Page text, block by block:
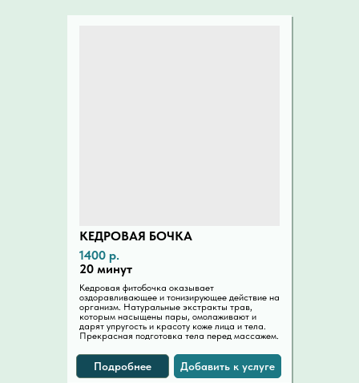
КЕДРОВАЯ БОЧКА
Кедровая фитобочка оказывает
оздоравливающее и тонизирующее действие на
организм. Натуральные экстракты трав,
которым насыщены пары, омолаживают и
дарят упругость и красоту коже лица и тела.
Прекрасная подготовка тела перед массажем.
1400 р.
20 минут
Добавить к услуге
Подробнее